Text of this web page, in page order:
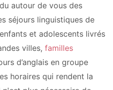
autour de vous des
séjours linguistiques de
et adolescents livrés
villes, familles
d’anglais en groupe
horaires qui rendent la